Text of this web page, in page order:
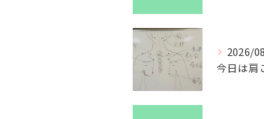
2026/
今日は肩